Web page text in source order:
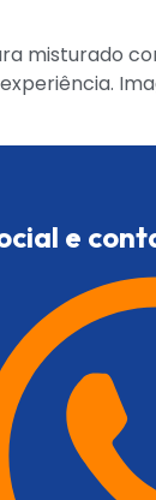
misturado
e